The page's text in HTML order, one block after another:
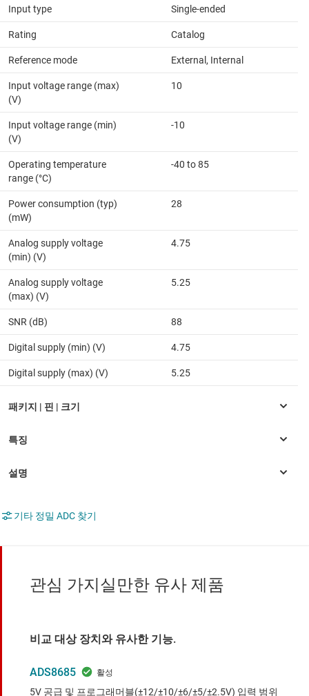
Input type Single-ended
Rating Catalog
Reference mode External, Internal
Input voltage range (max)
(V)
10
Input voltage range (min)
(V)
-10
Operating temperature
range (°C)
-40 to 85
Power consumption (typ)
(mW)
28
Analog supply voltage
(min) (V)
4.75
Analog supply voltage
(max) (V)
5.25
SNR (dB) 88
Digital supply (min) (V) 4.75
Digital supply (max) (V) 5.25
기타 정밀 ADC 찾기
관심 가지실만한 유사 제품
비교 대상 장치와 유사한 기능.
ADS8685
5V 공급 및 프로그래머블(±12/±10/±6/±5/±2.5V) 입력 범위